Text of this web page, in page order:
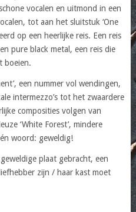
vocalen en uitmond in een
tot aan het sluitstuk ‘One
op een heerlijke reis. Een reis
pure black metal, een reis die
boeien.
een nummer vol wendingen,
intermezzo’s tot het zwaardere
composities volgen van
‘White Forest’, mindere
woord: geweldig!
plaat gebracht, een
zijn / haar kast moet